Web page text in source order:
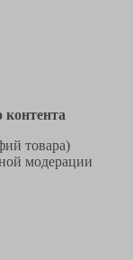
контента
товара)
модерации